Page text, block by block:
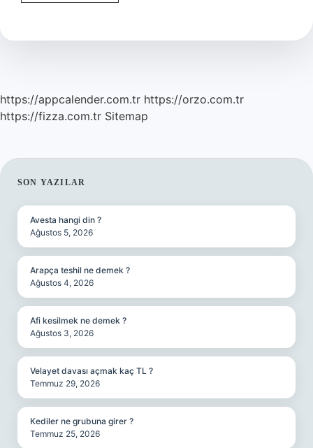
Mi
https://appcalender.com.tr https://orzo.com.tr
https://fizza.com.tr Sitemap
SIDEBAR
SON YAZILAR
Avesta hangi din ?
Ağustos 5, 2026
Arapça teshil ne demek ?
Ağustos 4, 2026
Afi kesilmek ne demek ?
Ağustos 3, 2026
Velayet davası açmak kaç TL ?
Temmuz 29, 2026
Kediler ne grubuna girer ?
Temmuz 25, 2026